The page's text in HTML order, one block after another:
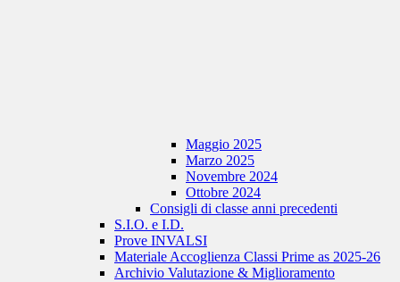
Maggio 2025
Marzo 2025
Novembre 2024
Ottobre 2024
Consigli di classe anni precedenti
S.I.O. e I.D.
Prove INVALSI
Materiale Accoglienza Classi Prime as 2025-26
Archivio Valutazione & Miglioramento